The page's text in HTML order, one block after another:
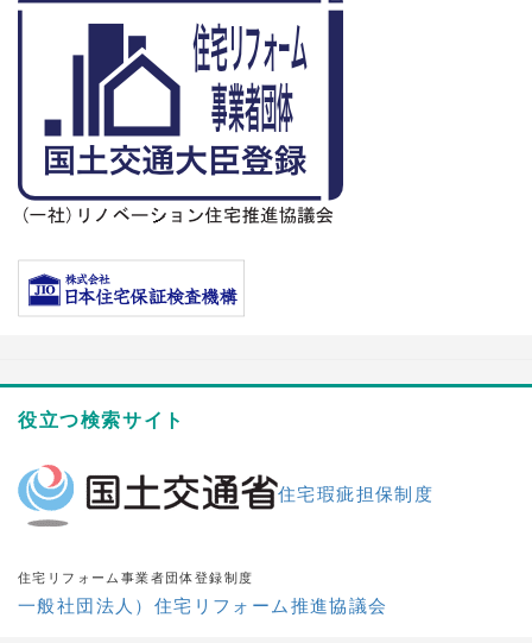
役立つ検索サイト
住宅瑕疵担保制度
住宅リフォーム事業者団体登録制度
一般社団法人）住宅リフォーム推進協議会